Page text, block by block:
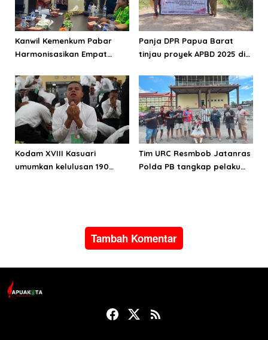
Kanwil Kemenkum Pabar
Harmonisasikan Empat
Wondama
Panja DPR Papua Barat
tinjau proyek APBD 2025 di
Bintuni
Kodam XVIII Kasuari
umumkan kelulusan 190
Tim URC Resmbob Jatanras
Polda PB tangkap pelaku
Tambah Komentar